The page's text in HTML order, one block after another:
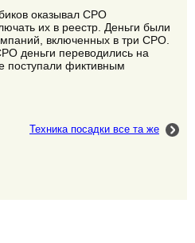
оказывал СРО
их в реестр. Деньги были
включенных в три СРО.
деньги переводились на
поступали фиктивным
Техника посадки все та же